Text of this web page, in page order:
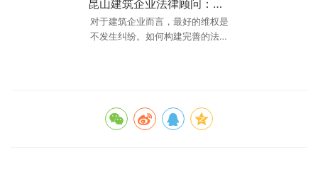
昆山建筑企业法律顾问：建设工程法律方案详解与风险防控
对于建筑企业而言，最好的维权是
不发生纠纷。如何构建完善的法律
昆山2026年民间借贷律师推荐：本地借款纠纷案件怎么选律师？
昆山2026年民间借贷律师推荐：
本地借款纠纷案件怎么选律师？ 在